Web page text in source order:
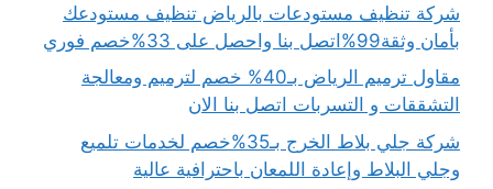
شركة تنظيف مستودعات بالرياض تنظيف مستودعك
بأمان وثقة99%اتصل بنا واحصل على 33%خصم فوري
مقاول ترميم الرياض بـ40% خصم لترميم ومعالجة
التشققات و التسربات اتصل بنا الان
شركة جلي بلاط الخرج بـ35%خصم لخدمات تلميع
وجلي البلاط وإعادة اللمعان باحترافية عالية